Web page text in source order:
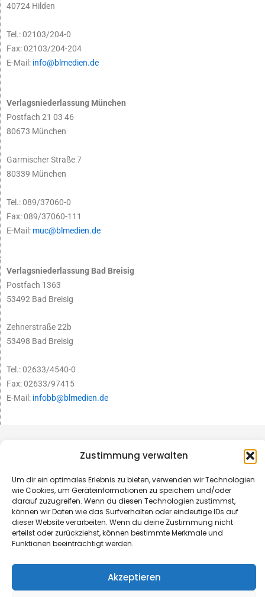
Zustimmung verwalten
Um dir ein optimales Erlebnis zu bieten, verwenden wir Technologien
wie Cookies, um Geräteinformationen zu speichern und/oder
darauf zuzugreifen. Wenn du diesen Technologien zustimmst,
können wir Daten wie das Surfverhalten oder eindeutige IDs auf
dieser Website verarbeiten. Wenn du deine Zustimmung nicht
erteilst oder zurückziehst, können bestimmte Merkmale und
Funktionen beeinträchtigt werden.
Akzeptieren
40724 Hilden
Tel.: 02103/204-0
Fax: 02103/204-204
E-Mail: info@blmedien.de
Verlagsniederlassung München
Postfach 21 03 46
80673 München
Garmischer Straße 7
80339 München
Tel.: 089/37060-0
Fax: 089/37060-111
E-Mail: muc@blmedien.de
Verlagsniederlassung Bad Breisig
Postfach 1363
53492 Bad Breisig
Zehnerstraße 22b
53498 Bad Breisig
Tel.: 02633/4540-0
Fax: 02633/97415
E-Mail: infobb@blmedien.de